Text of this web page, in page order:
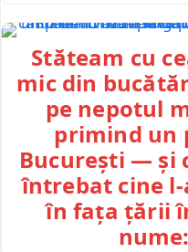
Stăteam cu
mic din
pe nepotul
primind un
București — și
întrebat cine l-
în fața țării